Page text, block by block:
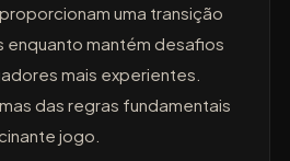
uma transição
enquanto mantém desafios
mais experientes.
das regras fundamentais
jogo.